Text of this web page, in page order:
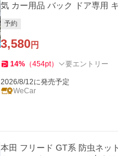
気 カー用品 バック ドア専用
予約
3,580円
14% （454pt） 要エントリー
2026/8/12に発売予定
WeCar
本田 フリード GT系 防虫ネッ